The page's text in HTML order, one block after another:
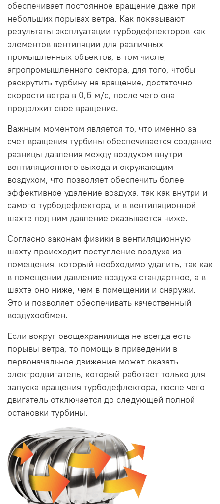
обеспечивает постоянное вращение даже при
небольших порывах ветра. Как показывают
результаты эксплуатации турбодефлекторов как
элементов вентиляции для различных
промышленных объектов, в том числе,
агропромышленного сектора, для того, чтобы
раскрутить турбину на вращение, достаточно
скорости ветра в 0,6 м/с, после чего она
продолжит свое вращение.
Важным моментом является то, что именно за
счет вращения турбины обеспечивается создание
разницы давления между воздухом внутри
вентиляционного выхода и окружающим
воздухом, что позволяет обеспечить более
эффективное удаление воздуха, так как внутри и
самого турбодефлектора, и в вентиляционной
шахте под ним давление оказывается ниже.
Согласно законам физики в вентиляционную
шахту происходит поступление воздуха из
помещения, который необходимо удалить, так как
в помещении давление воздуха стандартное, а в
шахте оно ниже, чем в помещении и снаружи.
Это и позволяет обеспечивать качественный
воздухообмен.
Если вокруг овощехранилища не всегда есть
порывы ветра, то помощь в приведении в
первоначальное движение может оказать
электродвигатель, который работает только для
запуска вращения турбодефлектора, после чего
двигатель отключается до следующей полной
остановки турбины.